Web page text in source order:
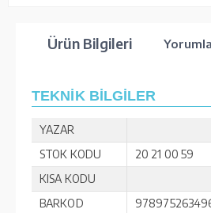
Ürün Bilgileri
TEKNİK BİLGİLER
YAZAR
STOK KODU
20 21 00 59
KISA KODU
BARKOD